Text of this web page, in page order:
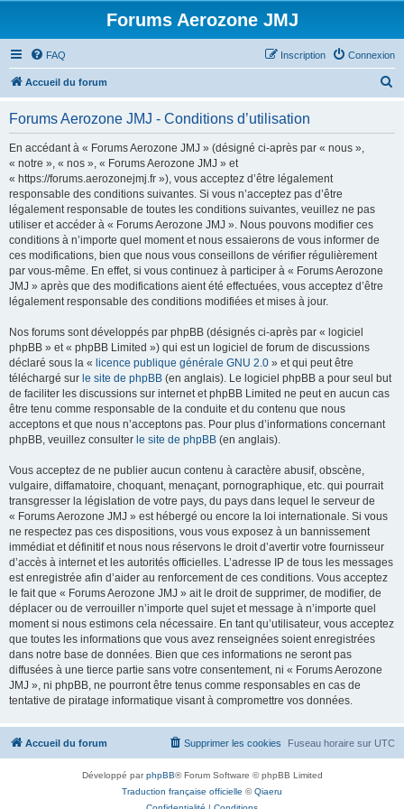
Forums Aerozone JMJ
FAQ Connexion
Inscription
Accueil du forum
Forums Aerozone JMJ - Conditions d’utilisation
En accédant à « Forums Aerozone JMJ » (désigné ci-après par « nous »,
« notre », « nos », « Forums Aerozone JMJ » et
« https://forums.aerozonejmj.fr »), vous acceptez d’être légalement
responsable des conditions suivantes. Si vous n’acceptez pas d’être
légalement responsable de toutes les conditions suivantes, veuillez ne pas
utiliser et accéder à « Forums Aerozone JMJ ». Nous pouvons modifier ces
conditions à n’importe quel moment et nous essaierons de vous informer de
ces modifications, bien que nous vous conseillons de vérifier régulièrement
par vous-même. En effet, si vous continuez à participer à « Forums Aerozone
JMJ » après que des modifications aient été effectuées, vous acceptez d’être
légalement responsable des conditions modifiées et mises à jour.
Nos forums sont développés par phpBB (désignés ci-après par « logiciel
phpBB » et « phpBB Limited ») qui est un logiciel de forum de discussions
déclaré sous la « licence publique générale GNU 2.0 » et qui peut être
téléchargé sur le site de phpBB (en anglais). Le logiciel phpBB a pour seul but
de faciliter les discussions sur internet et phpBB Limited ne peut en aucun cas
être tenu comme responsable de la conduite et du contenu que nous
acceptons et que nous n’acceptons pas. Pour plus d’informations concernant
phpBB, veuillez consulter le site de phpBB (en anglais).
Vous acceptez de ne publier aucun contenu à caractère abusif, obscène,
vulgaire, diffamatoire, choquant, menaçant, pornographique, etc. qui pourrait
transgresser la législation de votre pays, du pays dans lequel le serveur de
« Forums Aerozone JMJ » est hébergé ou encore la loi internationale. Si vous
ne respectez pas ces dispositions, vous vous exposez à un bannissement
immédiat et définitif et nous nous réservons le droit d’avertir votre fournisseur
d’accès à internet et les autorités officielles. L’adresse IP de tous les messages
est enregistrée afin d’aider au renforcement de ces conditions. Vous acceptez
le fait que « Forums Aerozone JMJ » ait le droit de supprimer, de modifier, de
déplacer ou de verrouiller n’importe quel sujet et message à n’importe quel
moment si nous estimons cela nécessaire. En tant qu’utilisateur, vous acceptez
que toutes les informations que vous avez renseignées soient enregistrées
dans notre base de données. Bien que ces informations ne seront pas
diffusées à une tierce partie sans votre consentement, ni « Forums Aerozone
JMJ », ni phpBB, ne pourront être tenus comme responsables en cas de
tentative de piratage informatique visant à compromettre vos données.
Accueil du forum Fuseau horaire sur UTC
Supprimer les cookies
Développé parphpBB® Forum Software © phpBB Limited
Traduction française officielle ©Qiaeru